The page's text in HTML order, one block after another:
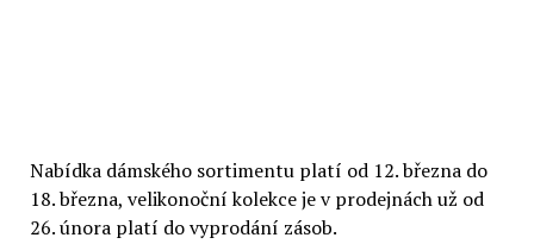
Nabídka dámského sortimentu platí od 12. března do
18. března, velikonoční kolekce je v prodejnách už od
26. února platí do vyprodání zásob.